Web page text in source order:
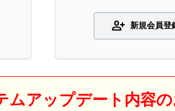
person_add 新規会員登
ムアップデート内容